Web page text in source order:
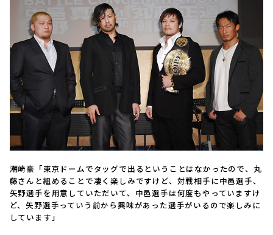
潮崎豪「東京ドームでタッグで出るということはなかったので、丸
藤さんと組めることで凄く楽しみですけど、対戦相手に中邑選手、
矢野選手を用意していただいて、中邑選手は何度もやっていますけ
ど、矢野選手っていう前から興味があった選手がいるので楽しみに
しています」